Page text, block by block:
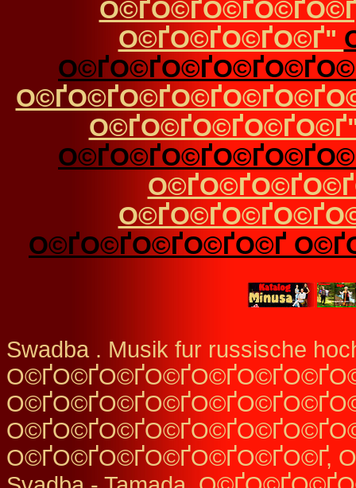
О©ҐО©ҐО©ҐО©Ґ"
О©ҐО©ҐО©ҐО©ҐО©Ґ
Swadba . Musik fur russische
О©ҐО©ҐО©ҐО©ҐО©ҐО©ҐО©Ґ,